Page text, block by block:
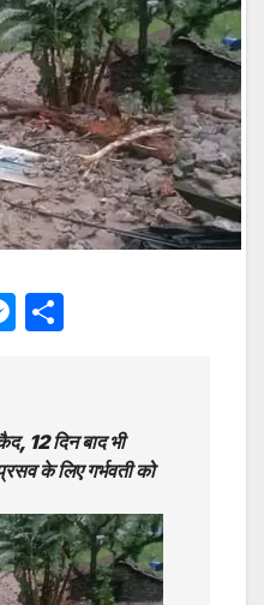
M
s
e
n
g
er
e
12 दिन बाद भी
के लिए गर्भवती को